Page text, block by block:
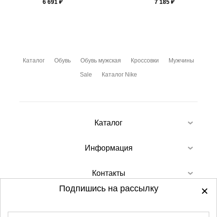
6 691₽
7 185 ₽
Каталог Обувь Обувь мужская Кроссовки Мужчины
Sale Каталог Nike
Каталог
Информация
Контакты
Подпишись на рассылку